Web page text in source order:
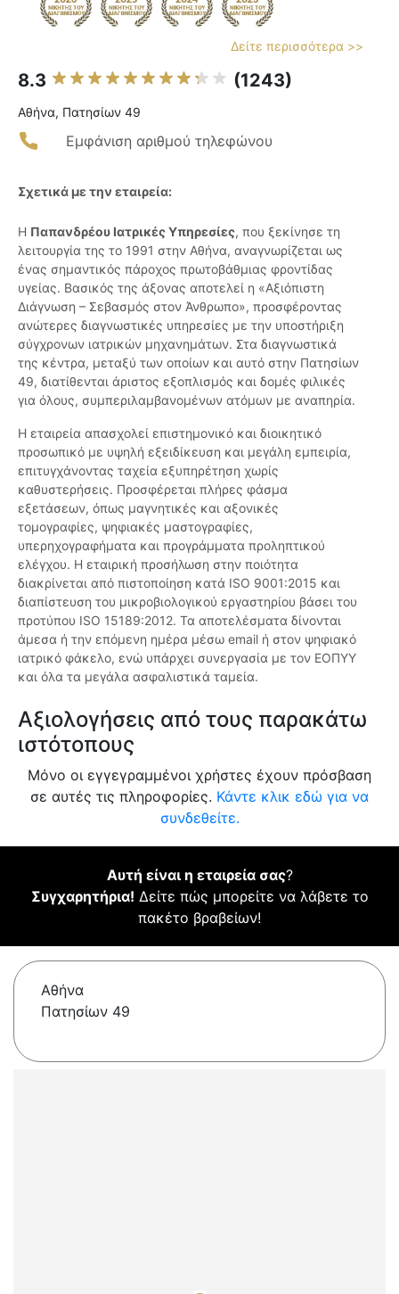
Δείτε περισσότερα >>
8.3 (1243)
Αθήνα, Πατησίων 49
Εμφάνιση αριθμού τηλεφώνου
Σχετικά με την εταιρεία:
Η Παπανδρέου Ιατρικές Υπηρεσίες, που ξεκίνησε τη
λειτουργία της το 1991 στην Αθήνα, αναγνωρίζεται ως
ένας σημαντικός πάροχος πρωτοβάθμιας φροντίδας
υγείας. Βασικός της άξονας αποτελεί η «Αξιόπιστη
Διάγνωση – Σεβασμός στον Άνθρωπο», προσφέροντας
ανώτερες διαγνωστικές υπηρεσίες με την υποστήριξη
σύγχρονων ιατρικών μηχανημάτων. Στα διαγνωστικά
της κέντρα, μεταξύ των οποίων και αυτό στην Πατησίων
49, διατίθενται άριστος εξοπλισμός και δομές φιλικές
για όλους, συμπεριλαμβανομένων ατόμων με αναπηρία.
Η εταιρεία απασχολεί επιστημονικό και διοικητικό
προσωπικό με υψηλή εξειδίκευση και μεγάλη εμπειρία,
επιτυγχάνοντας ταχεία εξυπηρέτηση χωρίς
καθυστερήσεις. Προσφέρεται πλήρες φάσμα
εξετάσεων, όπως μαγνητικές και αξονικές
τομογραφίες, ψηφιακές μαστογραφίες,
υπερηχογραφήματα και προγράμματα προληπτικού
ελέγχου. Η εταιρική προσήλωση στην ποιότητα
διακρίνεται από πιστοποίηση κατά ISO 9001:2015 και
διαπίστευση του μικροβιολογικού εργαστηρίου βάσει του
προτύπου ISO 15189:2012. Τα αποτελέσματα δίνονται
άμεσα ή την επόμενη ημέρα μέσω email ή στον ψηφιακό
ιατρικό φάκελο, ενώ υπάρχει συνεργασία με τον ΕΟΠΥΥ
και όλα τα μεγάλα ασφαλιστικά ταμεία.
Αξιολογήσεις από τους παρακάτω
ιστότοπους
Μόνο οι εγγεγραμμένοι χρήστες έχουν πρόσβαση
σε αυτές τις πληροφορίες. Κάντε κλικ εδώ για να
συνδεθείτε.
Αυτή είναι η εταιρεία σας?
Συγχαρητήρια! Δείτε πώς μπορείτε να λάβετε το
πακέτο βραβείων!
Αθήνα
Πατησίων 49